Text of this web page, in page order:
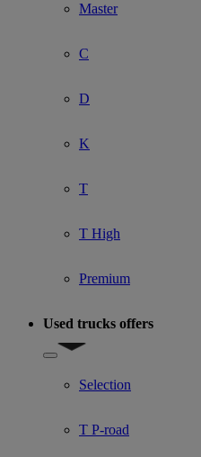
Master
C
D
K
T
T High
Premium
Used trucks offers
Show submenu for Used
Selection
T P-road